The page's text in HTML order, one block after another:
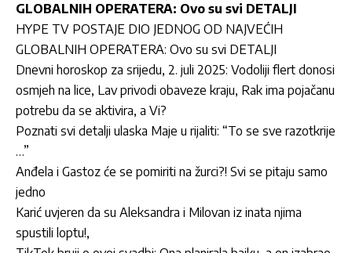
GLOBALNIH OPERATERA: Ovo su svi DETALJI
HYPE TV POSTAJE DIO JEDNOG OD NAJVEĆIH
GLOBALNIH OPERATERA: Ovo su svi DETALJI
Dnevni horoskop za srijedu, 2. juli 2025: Vodoliji flert donosi
osmjeh na lice, Lav privodi obaveze kraju, Rak ima pojačanu
potrebu da se aktivira, a Vi?
Poznati svi detalji ulaska Maje u rijaliti: “To se sve razotkrije
…”
Anđela i Gastoz će se pomiriti na žurci?! Svi se pitaju samo
jedno
Karić uvjeren da su Aleksandra i Milovan iz inata njima
spustili loptu!,